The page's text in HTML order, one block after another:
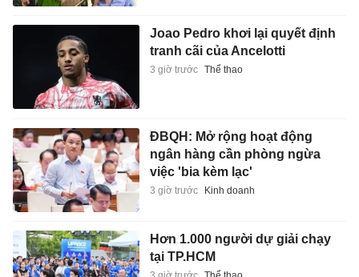
Joao Pedro khơi lại quyết định
tranh cãi của Ancelotti
3 giờ trước Thể thao
ĐBQH: Mở rộng hoạt động
ngân hàng cần phòng ngừa
việc 'bia kèm lạc'
3 giờ trước Kinh doanh
Hơn 1.000 người dự giải chạy
tại TP.HCM